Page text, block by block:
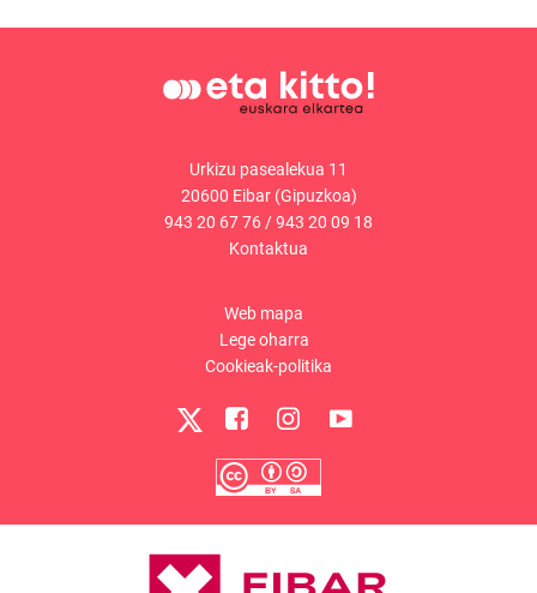
Urkizu pasealekua 11
20600 Eibar (Gipuzkoa)
943 20 67 76 /943 20 09 18
Kontaktua
Web mapa
Lege oharra
Cookieak-politika